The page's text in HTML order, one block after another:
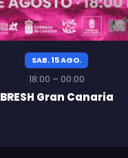
SAB. 15 AGO.
18:00 – 00:00
BRESH Gran Canaria